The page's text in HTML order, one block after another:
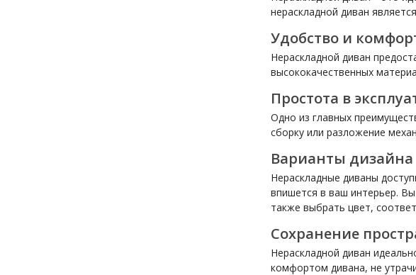
нераскладной диван
Удобство и
Нераскладной диван
высококачественных
Простота в
Одно из главных
сборку или разложение
Варианты дизайна
Нераскладные диваны
впишется в ваш интерьер.
также выбрать цвет,
Сохранение
Нераскладной диван
комфортом дивана, не